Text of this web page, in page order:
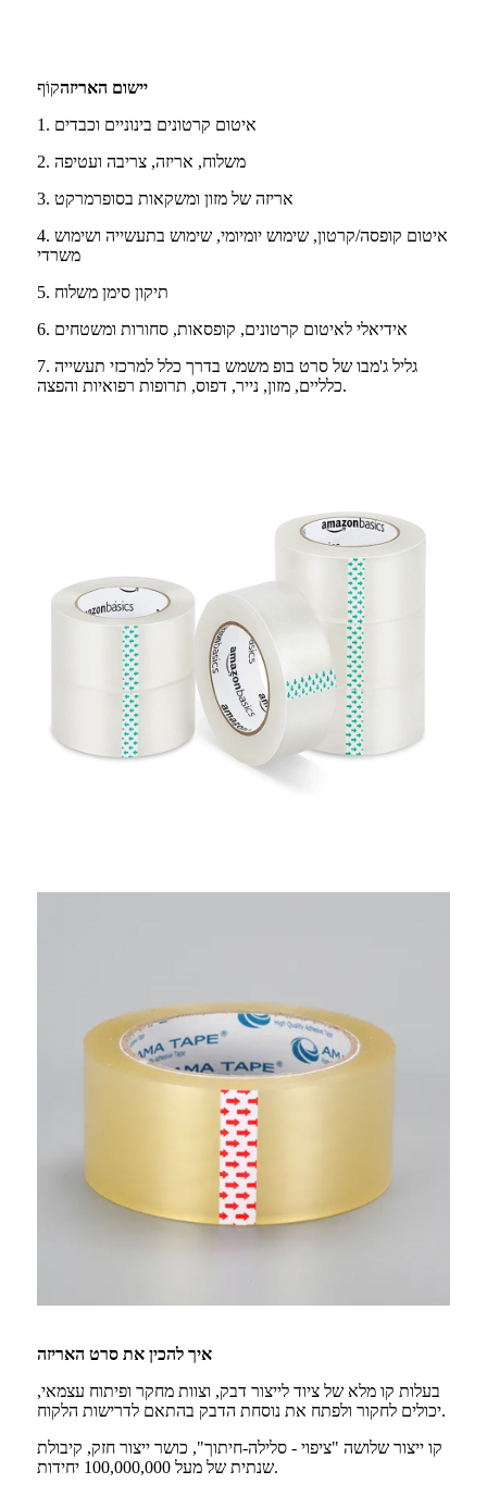
יישום האריזהקוֹף
1. איטום קרטונים בינוניים וכבדים
2. משלוח, אריזה, צריבה ועטיפה
3. אריזה של מזון ומשקאות בסופרמרקט
4. איטום קופסה/קרטון, שימוש יומיומי, שימוש בתעשייה ושימוש
משרדי
5. תיקון סימן משלוח
6. אידיאלי לאיטום קרטונים, קופסאות, סחורות ומשטחים
7. גליל ג'מבו של סרט בופ משמש בדרך כלל למרכזי תעשייה
כלליים, מזון, נייר, דפוס, תרופות רפואיות והפצה.
איך להכין את סרט האריזה
בעלות קו מלא של ציוד לייצור דבק, וצוות מחקר ופיתוח עצמאי,
יכולים לחקור ולפתח את נוסחת הדבק בהתאם לדרישות הלקוח.
קו ייצור שלושה "ציפוי - סלילה-חיתוך", כושר ייצור חזק, קיבולת
שנתית של מעל 100,000,000 יחידות.